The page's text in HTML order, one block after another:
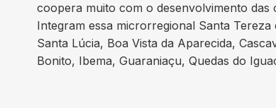
coopera muito com o desenvolvimento
Integram essa microrregional Santa
Santa Lúcia, Boa Vista da Aparecida,
Bonito, Ibema, Guaraniaçu, Quedas do